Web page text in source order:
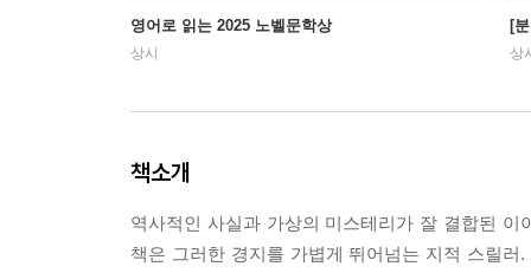
영어로 읽는 2025 노벨문학상
상시
[
상
책소개
역사적인 사실과 가상의 미스테리가 잘 결합된
책은 그러한 경지를 가볍게 뛰어넘는 지적 스릴